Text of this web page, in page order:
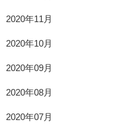
2020年11月
2020年10月
2020年09月
2020年08月
2020年07月